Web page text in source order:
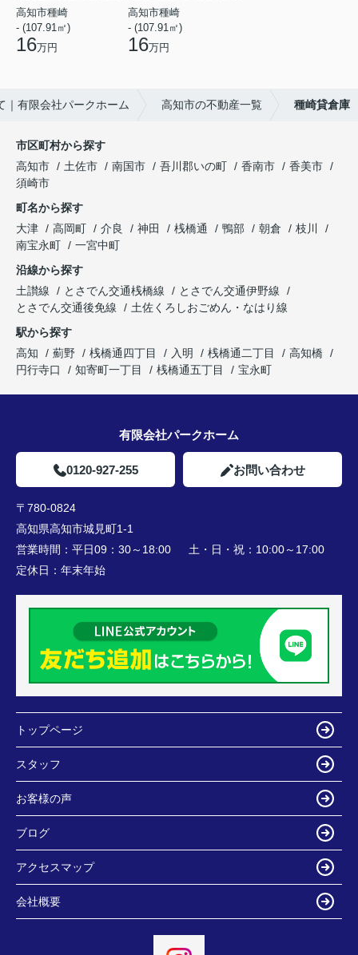
高知市種崎
- (107.91㎡)
16万円
高知市種崎
- (107.91㎡)
16万円
｜有限会社パークホーム 高知市の不動産一覧 種崎貸倉庫
市区町村から探す
高知市
土佐市 南国市 吾川郡いの町 香南市
香美市
須崎市
町名から探す
大津
高岡町 介良 神田 桟橋通 鴨部 朝倉
枝川
南宝永町
一宮中町
沿線から探す
土讃線
とさでん交通桟橋線
とさでん交通伊野線
とさでん交通後免線
土佐くろしおごめん・なはり線
駅から探す
高知
薊野 桟橋通四丁目 入明 桟橋通二丁目
高知橋
円行寺口
知寄町一丁目 桟橋通五丁目 宝永町
有限会社パークホーム
0120-927-255 お問い合わせ
〒780-0824
高知県高知市城見町1-1
営業時間： 平日09：30～18:00 土・日・祝：10:00～17:00
定休日： 年末年始
トップページ
スタッフ
お客様の声
ブログ
アクセスマップ
会社概要